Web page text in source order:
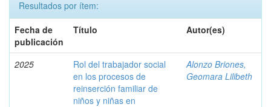
Resultados por ítem:
Fecha de
publicación
Título Autor(es)
2025
Rol del trabajador social
en los procesos de
reinserción familiar de
niños y niñas en
Alonzo Briones,
Geomara Lilibeth